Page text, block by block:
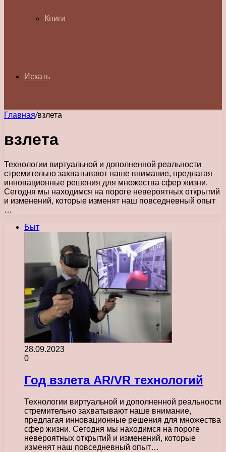
Книги
Искать
Главная/взлета
взлета
Технологии виртуальной и дополненной реальности
стремительно захватывают наше внимание, предлагая
инновационные решения для множества сфер жизни.
Сегодня мы находимся на пороге невероятных открытий
и изменений, которые изменят наш повседневный опыт
…
Быт
28.09.2023
0
Год взлета AR/VR технологий
Технологии виртуальной и дополненной реальности
стремительно захватывают наше внимание,
предлагая инновационные решения для множества
сфер жизни. Сегодня мы находимся на пороге
невероятных открытий и изменений, которые
изменят наш повседневный опыт…